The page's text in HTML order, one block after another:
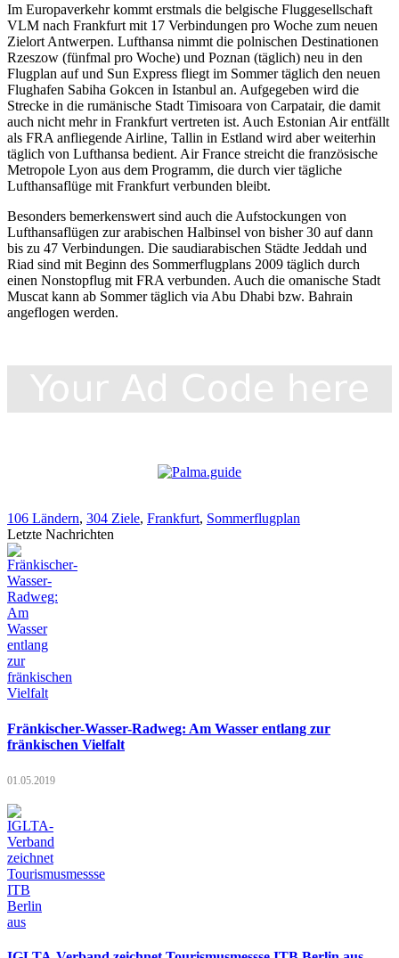
Im Europaverkehr kommt erstmals die belgische Fluggesellschaft
VLM nach Frankfurt mit 17 Verbindungen pro Woche zum neuen
Zielort Antwerpen. Lufthansa nimmt die polnischen Destinationen
Rzeszow (fünfmal pro Woche) und Poznan (täglich) neu in den
Flugplan auf und Sun Express fliegt im Sommer täglich den neuen
Flughafen Sabiha Gokcen in Istanbul an. Aufgegeben wird die
Strecke in die rumänische Stadt Timisoara von Carpatair, die damit
auch nicht mehr in Frankfurt vertreten ist. Auch Estonian Air entfällt
als FRA anfliegende Airline, Tallin in Estland wird aber weiterhin
täglich von Lufthansa bedient. Air France streicht die französische
Metropole Lyon aus dem Programm, die durch vier tägliche
Lufthansaflüge mit Frankfurt verbunden bleibt.
Besonders bemerkenswert sind auch die Aufstockungen von
Lufthansaflügen zur arabischen Halbinsel von bisher 30 auf dann
bis zu 47 Verbindungen. Die saudiarabischen Städte Jeddah und
Riad sind mit Beginn des Sommerflugplans 2009 täglich durch
einen Nonstopflug mit FRA verbunden. Auch die omanische Stadt
Muscat kann ab Sommer täglich via Abu Dhabi bzw. Bahrain
angeflogen werden.
106 Ländern, 304 Ziele, Frankfurt, Sommerflugplan
Letzte Nachrichten
Fränkischer-Wasser-Radweg: Am Wasser entlang zur
fränkischen Vielfalt
01.05.2019